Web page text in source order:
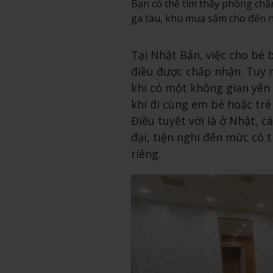
Bạn có thể tìm thấy phòng
ga tàu, khu mua sắm cho đến
Tại Nhật Bản, việc cho bé
điều được chấp nhận. Tuy
khi có một không gian yên
khi đi cùng em bé hoặc trẻ
Điều tuyệt vời là ở Nhật,
đại, tiện nghi đến mức có
riêng.